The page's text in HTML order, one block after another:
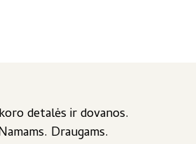
detalės ir dovanos.
Draugams.